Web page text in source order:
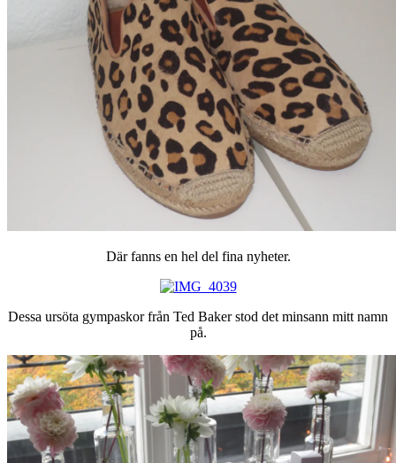
Där fanns en hel del fina nyheter.
Dessa ursöta gympaskor från Ted Baker stod det minsann mitt namn
på.